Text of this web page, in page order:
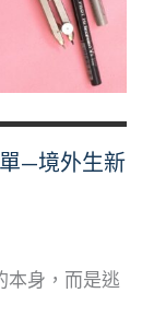
—境外生新
本身，而是逃